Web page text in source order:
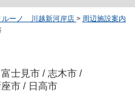
ルーノ 川越新河岸店 > 周辺施設案内
富士見市 / 志木市 /
市 / 日高市